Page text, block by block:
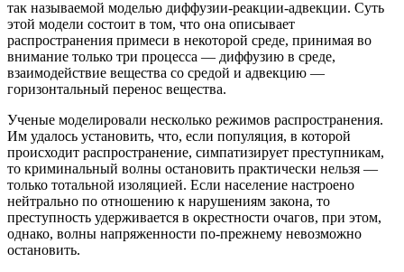
так называемой моделью диффузии-реакции-адвекции. Суть
этой модели состоит в том, что она описывает
распространения примеси в некоторой среде, принимая во
внимание только три процесса — диффузию в среде,
взаимодействие вещества со средой и адвекцию —
горизонтальный перенос вещества.
Ученые моделировали несколько режимов распространения.
Им удалось установить, что, если популяция, в которой
происходит распространение, симпатизирует преступникам,
то криминальный волны остановить практически нельзя —
только тотальной изоляцией. Если население настроено
нейтрально по отношению к нарушениям закона, то
преступность удерживается в окрестности очагов, при этом,
однако, волны напряженности по-прежнему невозможно
остановить.